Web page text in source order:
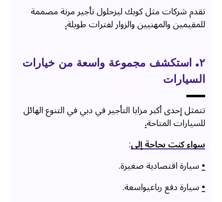
تقدم شركات مثل كويك ليزحلول تأجير مرنة مصممة
للمقيمين والمهنيين والزوار لفترات طويلة.
۲. استكشف مجموعة واسعة من خيارات
السيارات
تتمثل إحدى أكبر مزايا التأجير في دبي في التنوع الهائل
للسيارات المتاحة.
سواء كنت بحاجة إلى:
•سيارة اقتصادية صغيرة.
•سيارة دفع رباعيواسعة.